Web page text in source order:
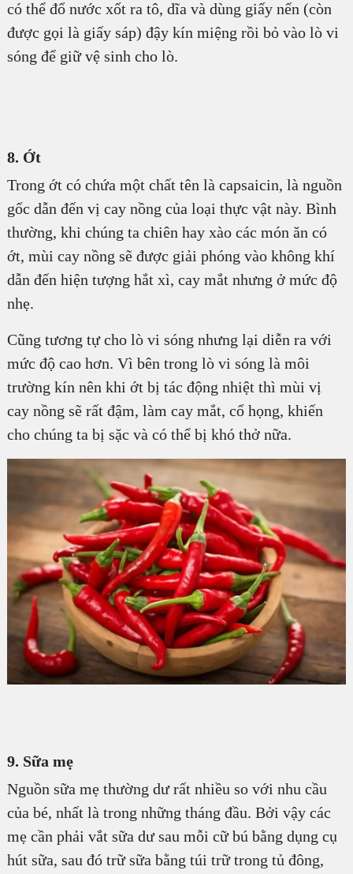
có thể đổ nước xốt ra tô, dĩa và dùng giấy nến (còn
được gọi là giấy sáp) đậy kín miệng rồi bỏ vào lò vi
sóng để giữ vệ sinh cho lò.
8. Ớt
Trong ớt có chứa một chất tên là capsaicin, là nguồn
gốc dẫn đến vị cay nồng của loại thực vật này. Bình
thường, khi chúng ta chiên hay xào các món ăn có
ớt, mùi cay nồng sẽ được giải phóng vào không khí
dẫn đến hiện tượng hắt xì, cay mắt nhưng ở mức độ
nhẹ.
Cũng tương tự cho lò vi sóng nhưng lại diễn ra với
mức độ cao hơn. Vì bên trong lò vi sóng là môi
trường kín nên khi ớt bị tác động nhiệt thì mùi vị
cay nồng sẽ rất đậm, làm cay mắt, cổ họng, khiến
cho chúng ta bị sặc và có thể bị khó thở nữa.
9. Sữa mẹ
Nguồn sữa mẹ thường dư rất nhiều so với nhu cầu
của bé, nhất là trong những tháng đầu. Bởi vậy các
mẹ cần phải vắt sữa dư sau mỗi cữ bú bằng dụng cụ
hút sữa, sau đó trữ sữa bằng túi trữ trong tủ đông,